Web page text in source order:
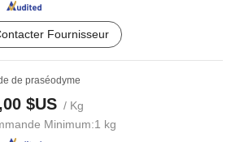
Fournisseur
de praséodyme
$US / Kg
Minimum:1 kg